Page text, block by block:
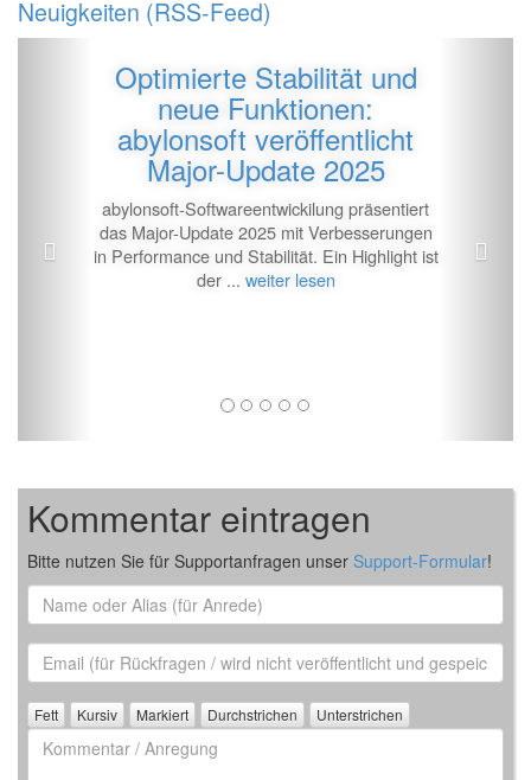
Neuigkeiten (RSS-Feed)
Optimierte Stabilität und
neue Funktionen:
abylonsoft veröffentlicht
Major-Update 2025
abylonsoft-Softwareentwickilung präsentiert
das Major-Update 2025 mit Verbesserungen
in Performance und Stabilität. Ein Highlight ist
der ... weiter lesen
Kommentar eintragen
Bitte nutzen Sie für Supportanfragen unser Support-Formular!
Name
oder
Alias
Email
(für
Rückfrage)
Kommentar
/
Anregung